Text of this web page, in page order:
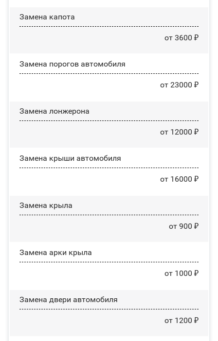
Замена капота
от 3600 ₽
Замена порогов автомобиля
от 23000 ₽
Замена лонжерона
от 12000 ₽
Замена крыши автомобиля
от 16000 ₽
Замена крыла
от 900 ₽
Замена арки крыла
от 1000 ₽
Замена двери автомобиля
от 1200 ₽